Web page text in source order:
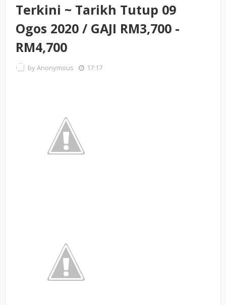
Terkini ~ Tarikh Tutup 09
Ogos 2020 / GAJI RM3,700 -
RM4,700
byAnonymous 17:17